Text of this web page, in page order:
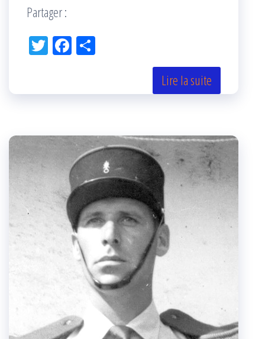
Partager :
Tw Fac
k r
Lire la suite